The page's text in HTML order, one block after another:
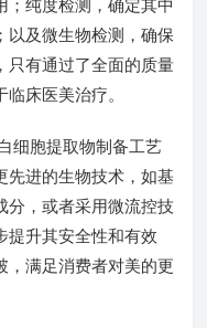
；纯度检测，确定其中
以及微生物检测，确保
只有通过了全面的质量
床医美治疗。
细胞提取物制备工艺
先进的生物技术，如基
分，或者采用微流控技
提升其安全性和有效
，满足消费者对美的更